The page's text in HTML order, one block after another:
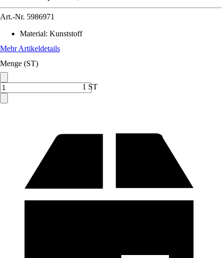
Art.-Nr. 5986971
Material: Kunststoff
Mehr Artikeldetails
Menge (ST)
1 ST